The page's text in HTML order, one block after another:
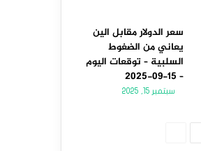
سعر الدولار مقابل الين
يعاني من الضغوط
السلبية – توقعات اليوم
– 15-09-2025
سبتمبر 15, 2025